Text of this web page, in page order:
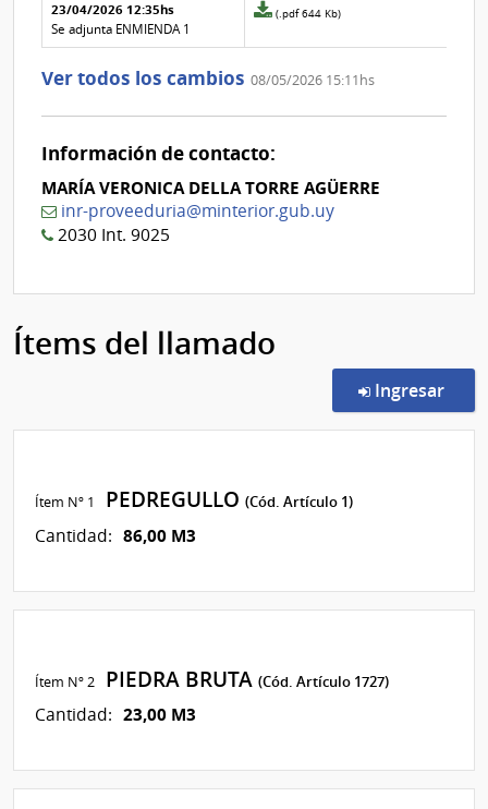
23/04/2026 12:35hs
Se adjunta ENMIENDA 1
Archivo
de
aclaración
0
(.pdf 644 Kb)
Ver todos los cambios 08/05/2026 15:11hs
Información de contacto:
MARÍA VERONICA DELLA TORRE AGÜERRE
inr-proveeduria@minterior.gub.uy
2030 Int. 9025
Ítems del llamado
Ingresar
Ítem Nº 1 PEDREGULLO(Cód. Artículo 1)
Cantidad: 86,00 M3
Ítem Nº 2 PIEDRA BRUTA(Cód. Artículo 1727)
Cantidad: 23,00 M3